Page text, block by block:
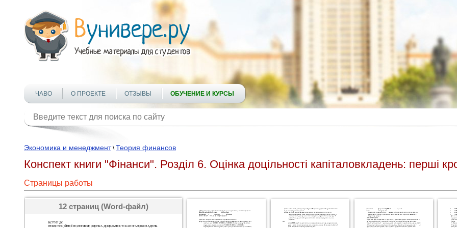
ЧАВО О ПРОЕКТЕ ОТЗЫВЫ ОБУЧЕНИЕ И КУРСЫ
Экономика и менеджмент\Теория финансов
Конспект книги "Фінанси". Розділ 6. Оцінка доцільності капіталовкладень: перші
Страницы работы
12 страниц (Word-файл)